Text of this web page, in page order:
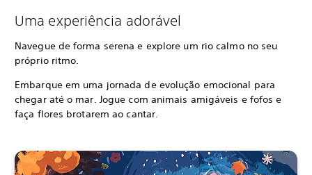
Uma experiência adorável
Navegue de forma serena e explore um rio calmo no seu
próprio ritmo.
Embarque em uma jornada de evolução emocional para
chegar até o mar. Jogue com animais amigáveis e fofos e
faça flores brotarem ao cantar.